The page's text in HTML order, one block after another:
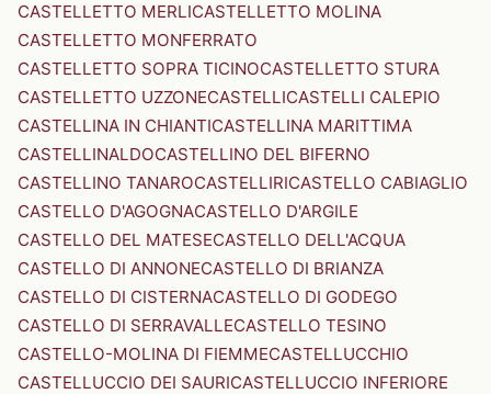
CASTELLETTO MERLICASTELLETTO MOLINA
CASTELLETTO MONFERRATO
CASTELLETTO SOPRA TICINOCASTELLETTO STURA
CASTELLETTO UZZONECASTELLICASTELLI CALEPIO
CASTELLINA IN CHIANTICASTELLINA MARITTIMA
CASTELLINALDOCASTELLINO DEL BIFERNO
CASTELLINO TANAROCASTELLIRICASTELLO CABIAGLIO
CASTELLO D'AGOGNACASTELLO D'ARGILE
CASTELLO DEL MATESECASTELLO DELL'ACQUA
CASTELLO DI ANNONECASTELLO DI BRIANZA
CASTELLO DI CISTERNACASTELLO DI GODEGO
CASTELLO DI SERRAVALLECASTELLO TESINO
CASTELLO-MOLINA DI FIEMMECASTELLUCCHIO
CASTELLUCCIO DEI SAURICASTELLUCCIO INFERIORE